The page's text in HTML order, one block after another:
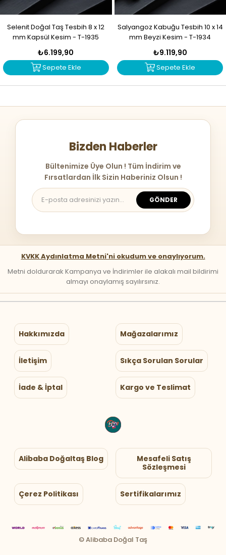
Selenit Doğal Taş Tesbih 8 x 12
mm Kapsül Kesim - T-1935
₺6.199,90
Sepete Ekle
Salyangoz Kabuğu Tesbih 10 x 14
mm Beyzi Kesim - T-1934
₺9.119,90
Sepete Ekle
Bizden Haberler
Bültenimize Üye Olun ! Tüm İndirim ve
Fırsatlardan İlk Sizin Haberiniz Olsun !
GÖNDER
KVKK Aydınlatma Metni'ni okudum ve onaylıyorum.
Metni doldurarak Kampanya ve İndirimler ile alakalı mail bildirimi
almayı onaylamış sayılırsınız.
Hakkımızda Mağazalarımız
İletişim Sıkça Sorulan Sorular
İade & İptal Kargo ve Teslimat
Alibaba Doğaltaş Blog
Mesafeli Satış
Sözleşmesi
Çerez Politikası Sertifikalarımız